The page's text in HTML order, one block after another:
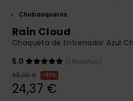
respuestas a
las preguntas
Chubasqueros
Rain Cloud
Chaqueta de Entrenador Azul
5.0
(1 Reseñas)
65,00 €
63%
24,37 €